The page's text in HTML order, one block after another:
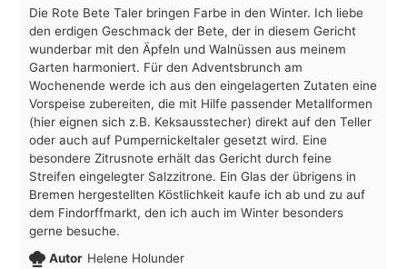
Die Rote Bete Taler bringen Farbe in den Winter. Ich liebe
den erdigen Geschmack der Bete, der in diesem Gericht
wunderbar mit den Äpfeln und Walnüssen aus meinem
Garten harmoniert. Für den Adventsbrunch am
Wochenende werde ich aus den eingelagerten Zutaten eine
Vorspeise zubereiten, die mit Hilfe passender Metallformen
(hier eignen sich z.B. Keksausstecher) direkt auf den Teller
oder auch auf Pumpernickeltaler gesetzt wird. Eine
besondere Zitrusnote erhält das Gericht durch feine
Streifen eingelegter Salzzitrone. Ein Glas der übrigens in
Bremen hergestellten Köstlichkeit kaufe ich ab und zu auf
dem Findorffmarkt, den ich auch im Winter besonders
gerne besuche.
Autor Helene Holunder